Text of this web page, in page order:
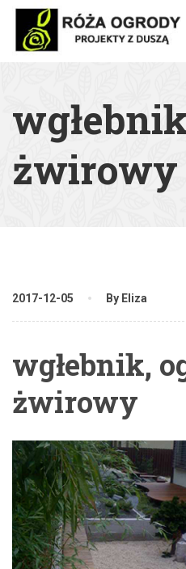
żwirowy
2017-12-05 By Eliza
wgłebnik,
żwirowy